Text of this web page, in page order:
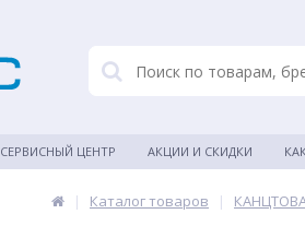
СЕРВИСНЫЙ ЦЕНТР АКЦИИ И СКИДКИ
| Каталог товаров |